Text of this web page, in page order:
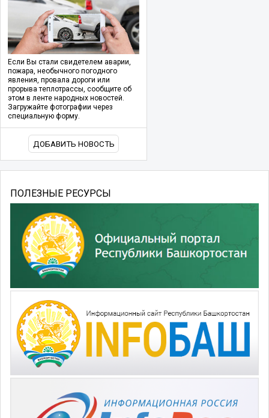
Если Вы стали свидетелем аварии,
пожара, необычного погодного
явления, провала дороги или
прорыва теплотрассы, сообщите об
этом в ленте народных новостей.
Загружайте фотографии через
специальную форму.
ДОБАВИТЬ НОВОСТЬ
ПОЛЕЗНЫЕ РЕСУРСЫ